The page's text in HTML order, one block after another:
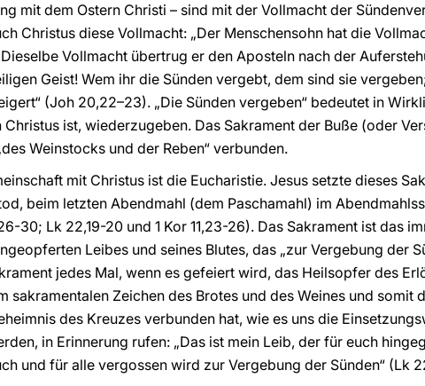
mit dem Ostern Christi – sind mit der Vollmacht der
Christus diese Vollmacht: „Der Menschensohn hat die
Vollmacht übertrug er den Aposteln nach der
Geist! Wem ihr die Sünden vergebt, dem sind sie
(Joh 20,22–23). „Die Sünden vergeben“ bedeutet in
ist, wiederzugeben. Das Sakrament der Buße (oder
Weinstocks und der Reben“ verbunden.
mit Christus ist die Eucharistie. Jesus setzte dieses
beim letzten Abendmahl (dem Paschamahl) im
30; Lk 22,19-20 und 1 Kor 11,23-26). Das Sakrament ist das
Leibes und seines Blutes, das „zur Vergebung der
jedes Mal, wenn es gefeiert wird, das Heilsopfer des
sakramentalen Zeichen des Brotes und des Weines und somit
des Kreuzes verbunden hat, wie es uns die
in Erinnerung rufen: „Das ist mein Leib, der für euch
und für alle vergossen wird zur Vergebung der Sünden“ (Lk